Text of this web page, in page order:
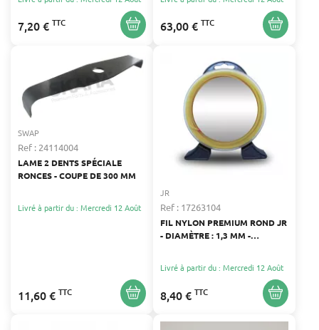
7,20 € TTC 63,00 € TTC
SWAP
Ref : 24114004
LAME 2 DENTS SPÉCIALE
RONCES - COUPE DE 300 MM
Livré à partir du : Mercredi 12 Août
11,60 € TTC
JR
Ref : 17263104
FIL NYLON PREMIUM ROND JR
- DIAMÈTRE : 1,3 MM -
Livré à partir du : Mercredi 12 Août
8,40 € TTC